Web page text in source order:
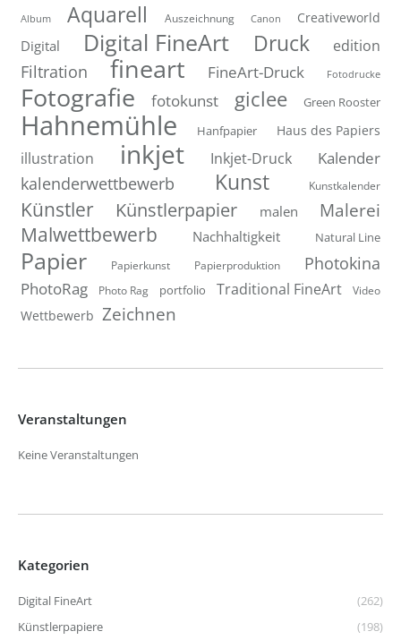
Album Aquarell Auszeichnung Canon Creativeworld
Digital Digital FineArt Druck edition
Filtration fineart FineArt-Druck Fotodrucke
Fotografie fotokunst giclee Green Rooster
Hahnemühle Hanfpapier Haus des Papiers
illustration inkjet Inkjet-Druck Kalender
kalenderwettbewerb Kunst Kunstkalender
Künstler Künstlerpapier malen Malerei
Malwettbewerb Nachhaltigkeit Natural Line
Papier Papierkunst Papierproduktion Photokina
PhotoRag Photo Rag portfolio Traditional FineArt Video
Wettbewerb Zeichnen
Veranstaltungen
Keine Veranstaltungen
Kategorien
Digital FineArt
(262)
Künstlerpapiere
(198)